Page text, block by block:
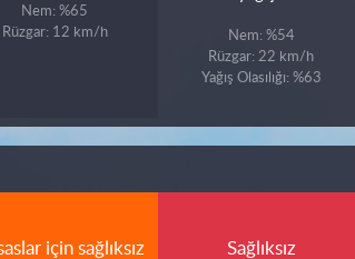
Nem: %65
Rüzgar: 12 km/h
Nem: %54
Rüzgar: 22 km/h
Yağış Olasılığı: %63
için sağlıksız Sağlıksız